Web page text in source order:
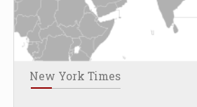
New York Times